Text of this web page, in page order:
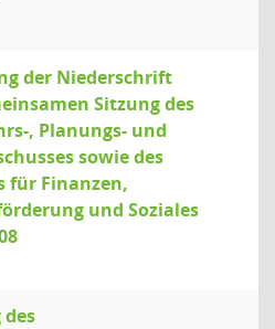
der Niederschrift
Sitzung des
, Planungs- und
sowie des
für Finanzen,
und Soziales